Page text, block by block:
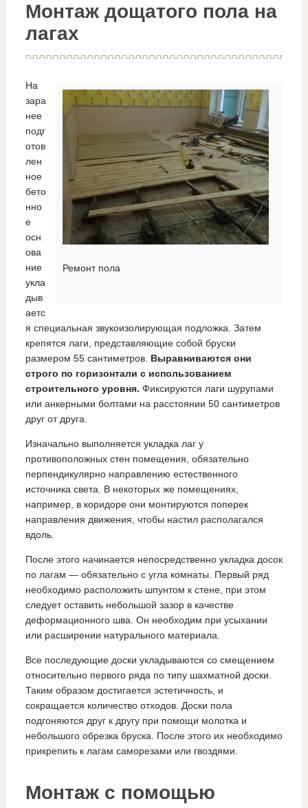
Монтаж дощатого пола на
лагах
Ремонт пола
На
зара
нее
подг
отов
лен
ное
бето
нно
е
осн
ова
ние
укла
дыв
аетс
я специальная звукоизолирующая подложка. Затем
крепятся лаги, представляющие собой бруски
размером 55 сантиметров. Выравниваются они
строго по горизонтали с использованием
строительного уровня. Фиксируются лаги шурупами
или анкерными болтами на расстоянии 50 сантиметров
друг от друга.
Изначально выполняется укладка лаг у
противоположных стен помещения, обязательно
перпендикулярно направлению естественного
источника света. В некоторых же помещениях,
например, в коридоре они монтируются поперек
направления движения, чтобы настил располагался
вдоль.
После этого начинается непосредственно укладка досок
по лагам — обязательно с угла комнаты. Первый ряд
необходимо расположить шпунтом к стене, при этом
следует оставить небольшой зазор в качестве
деформационного шва. Он необходим при усыхании
или расширении натурального материала.
Все последующие доски укладываются со смещением
относительно первого ряда по типу шахматной доски.
Таким образом достигается эстетичность, и
сокращается количество отходов. Доски пола
подгоняются друг к другу при помощи молотка и
небольшого обрезка бруска. После этого их необходимо
прикрепить к лагам саморезами или гвоздями.
Монтаж с помощью